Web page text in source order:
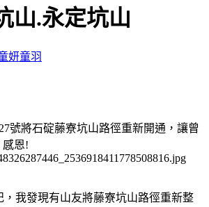
山.永定坑山
妍童羽
號將石碇藤寮坑山路徑重新開通，讓曾
感恩!
，我發現有山友將藤寮坑山路徑重新整